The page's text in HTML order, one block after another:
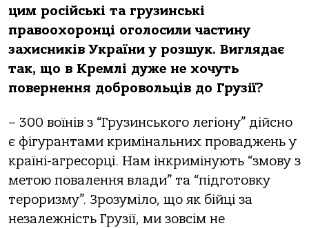
цим російські та грузинські
правоохоронці оголосили частину
захисників України у розшук. Виглядає
так, що в Кремлі дуже не хочуть
повернення добровольців до Грузії?
– 300 воїнів з “Грузинського легіону” дійсно
є фігурантами кримінальних проваджень у
країні-агресорці. Нам інкримінують “змову з
метою повалення влади” та “підготовку
тероризму”. Зрозуміло, що як бійці за
незалежність Грузії, ми зовсім не